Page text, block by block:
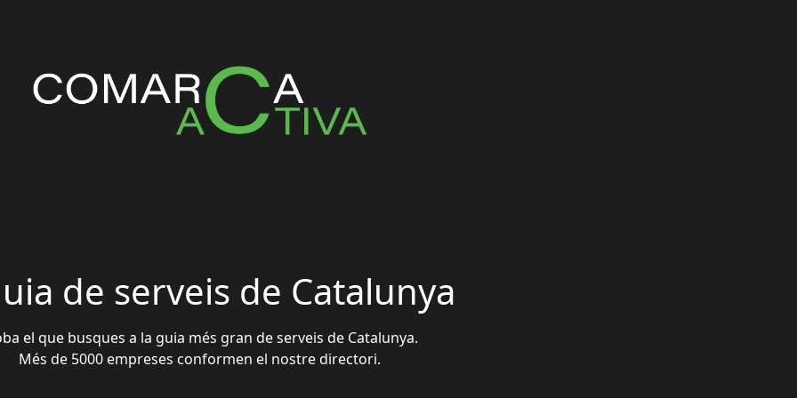
de serveis de Catalunya
el que busques a la guia més gran de serveis de Catalunya.
Més de 5000 empreses conformen el nostre directori.